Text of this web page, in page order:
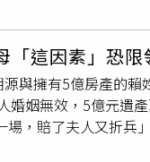
手續。首先外交部「
午興沖沖地要前往移
備被遣返，無法核發
行政法院訴訟能逆轉
鄉從事護理工作，
嚮往也想來台灣拚
取得學士學位，依法
貸1億餘元，直到其
機將梁男推下懸崖，
辦理公司戶頭，以此
高額保險金，察覺有
著8名街友，幾人吃
關押至少2年。民
認定符合2007年《
這因素」恐限
與擁有5億房產的賴
婚姻無效，5億元遺
，賠了夫人又折兵
筆不動產，市值超